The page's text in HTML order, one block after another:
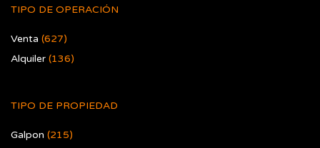
TIPO DE OPERACIÓN
Venta (627)
Alquiler (136)
TIPO DE PROPIEDAD
Galpon (215)